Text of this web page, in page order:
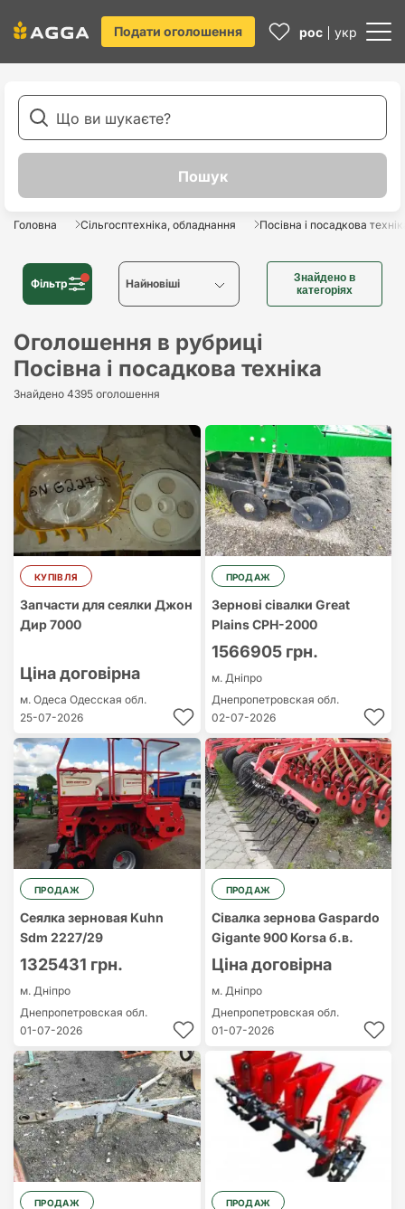
Подати оголошення рос укр
Головна Сільгосптехніка, обладнання Посівна і посадкова
Фільтр Найновіші
Найновіші
Найстаріші
Найдешевший
Знайдено в
категоріях
Оголошення в рубриці
Посівна і посадкова техніка
Знайдено 4395 оголошення
КУПІВЛЯ
Запчасти для сеялки Джон
Дир 7000
Ціна договірна
м. Одеса Одесская обл.
25-07-2026
ПРОДАЖ
Зернові сівалки Great
Plains CPH-2000
1566905 грн.
м. Дніпро
Днепропетровская обл.
02-07-2026
ПРОДАЖ
Сеялка зерновая Kuhn
Sdm 2227/29
1325431 грн.
м. Дніпро
Днепропетровская обл.
01-07-2026
ПРОДАЖ
Сівалка зернова Gaspardo
Gigante 900 Korsa б.в.
Ціна договірна
м. Дніпро
Днепропетровская обл.
01-07-2026
ПРОДАЖ ПРОДАЖ